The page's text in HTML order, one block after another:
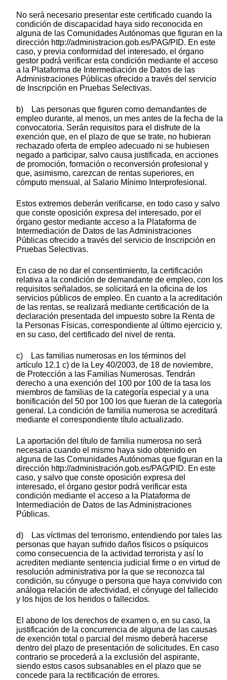
No será necesario presentar este certificado cuando la
condición de discapacidad haya sido reconocida en
alguna de las Comunidades Autónomas que figuran en la
dirección http://administracion.gob.es/PAG/PID. En este
caso, y previa conformidad del interesado, el órgano
gestor podrá verificar esta condición mediante el acceso
a la Plataforma de Intermediación de Datos de las
Administraciones Públicas ofrecido a través del servicio
de Inscripción en Pruebas Selectivas.
b) Las personas que figuren como demandantes de
empleo durante, al menos, un mes antes de la fecha de la
convocatoria. Serán requisitos para el disfrute de la
exención que, en el plazo de que se trate, no hubieran
rechazado oferta de empleo adecuado ni se hubiesen
negado a participar, salvo causa justificada, en acciones
de promoción, formación o reconversión profesional y
que, asimismo, carezcan de rentas superiores, en
cómputo mensual, al Salario Mínimo Interprofesional.
Estos extremos deberán verificarse, en todo caso y salvo
que conste oposición expresa del interesado, por el
órgano gestor mediante acceso a la Plataforma de
Intermediación de Datos de las Administraciones
Públicas ofrecido a través del servicio de Inscripción en
Pruebas Selectivas.
En caso de no dar el consentimiento, la certificación
relativa a la condición de demandante de empleo, con los
requisitos señalados, se solicitará en la oficina de los
servicios públicos de empleo. En cuanto a la acreditación
de las rentas, se realizará mediante certificación de la
declaración presentada del impuesto sobre la Renta de
la Personas Físicas, correspondiente al último ejercicio y,
en su caso, del certificado del nivel de renta.
c) Las familias numerosas en los términos del
artículo 12.1 c) de la Ley 40/2003, de 18 de noviembre,
de Protección a las Familias Numerosas. Tendrán
derecho a una exención del 100 por 100 de la tasa los
miembros de familias de la categoría especial y a una
bonificación del 50 por 100 los que fueran de la categoría
general. La condición de familia numerosa se acreditará
mediante el correspondiente título actualizado.
La aportación del título de familia numerosa no será
necesaria cuando el mismo haya sido obtenido en
alguna de las Comunidades Autónomas que figuran en la
dirección http://administración.gob.es/PAG/PID. En este
caso, y salvo que conste oposición expresa del
interesado, el órgano gestor podrá verificar esta
condición mediante el acceso a la Plataforma de
Intermediación de Datos de las Administraciones
Públicas.
d) Las víctimas del terrorismo, entendiendo por tales las
personas que hayan sufrido daños físicos o psíquicos
como consecuencia de la actividad terrorista y así lo
acrediten mediante sentencia judicial firme o en virtud de
resolución administrativa por la que se reconozca tal
condición, su cónyuge o persona que haya convivido con
análoga relación de afectividad, el cónyuge del fallecido
y los hijos de los heridos o fallecidos.
El abono de los derechos de examen o, en su caso, la
justificación de la concurrencia de alguna de las causas
de exención total o parcial del mismo deberá hacerse
dentro del plazo de presentación de solicitudes. En caso
contrario se procederá a la exclusión del aspirante,
siendo estos casos subsanables en el plazo que se
concede para la rectificación de errores.